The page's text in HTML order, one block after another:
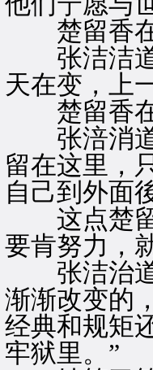
楚留香在
张洁洁道
天在变，上
楚留香在
张涪消道
留在这里，
自己到外面
这点楚留
要肯努力，
张洁治道
渐渐改变的
经典和规矩
牢狱里。”